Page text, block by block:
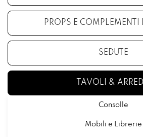
PROPS E COMPLEMENTI
SEDUTE
TAVOLI &
Consolle
Mobili e Librerie